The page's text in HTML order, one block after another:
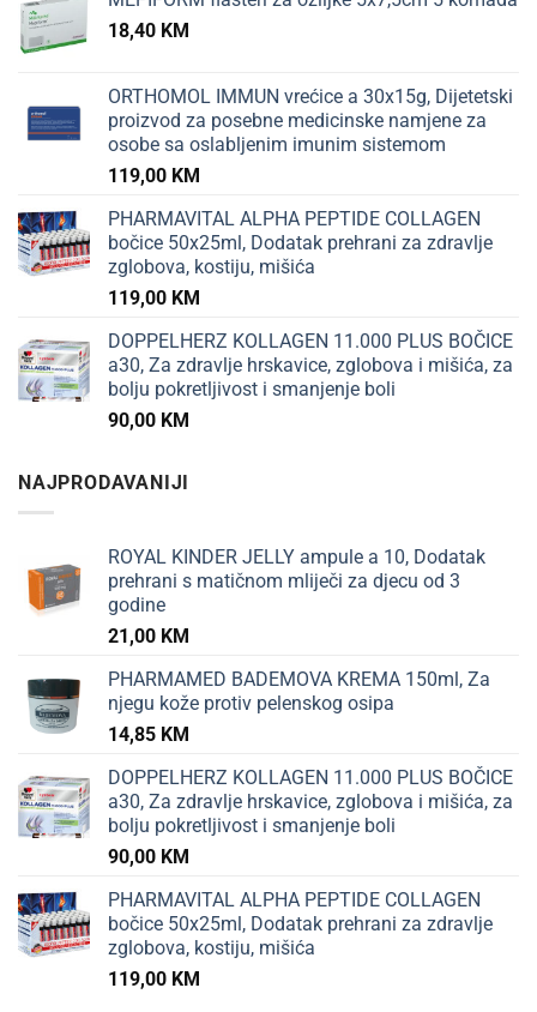
18,40 KM
ORTHOMOL IMMUN vrećice a 30x15g, Dijetetski
proizvod za posebne medicinske namjene za
osobe sa oslabljenim imunim sistemom
119,00 KM
PHARMAVITAL ALPHA PEPTIDE COLLAGEN
bočice 50x25ml, Dodatak prehrani za zdravlje
zglobova, kostiju, mišića
119,00 KM
DOPPELHERZ KOLLAGEN 11.000 PLUS BOČICE
a30, Za zdravlje hrskavice, zglobova i mišića, za
bolju pokretljivost i smanjenje boli
90,00 KM
NAJPRODAVANIJI
ROYAL KINDER JELLY ampule a 10, Dodatak
prehrani s matičnom mliječi za djecu od 3
godine
21,00 KM
PHARMAMED BADEMOVA KREMA 150ml, Za
njegu kože protiv pelenskog osipa
14,85 KM
DOPPELHERZ KOLLAGEN 11.000 PLUS BOČICE
a30, Za zdravlje hrskavice, zglobova i mišića, za
bolju pokretljivost i smanjenje boli
90,00 KM
PHARMAVITAL ALPHA PEPTIDE COLLAGEN
bočice 50x25ml, Dodatak prehrani za zdravlje
zglobova, kostiju, mišića
119,00 KM